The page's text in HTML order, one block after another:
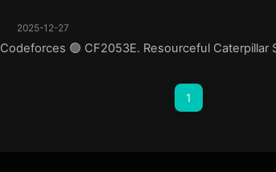
2025-12-27
Codeforces 🟢 CF2053E. Resourceful Caterpillar
1